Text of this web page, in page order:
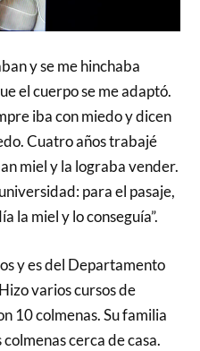
y se me hinchaba
el cuerpo se me adaptó.
iba con miedo y dicen
Cuatro años trabajé
miel y la lograba vender.
para el pasaje,
la miel y lo conseguía”.
y es del Departamento
varios cursos de
10 colmenas. Su familia
cerca de casa.